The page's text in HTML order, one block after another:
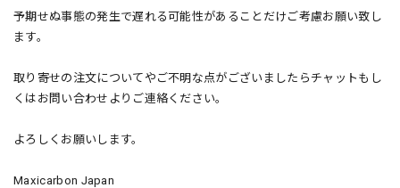
予期せぬ事態の発生で遅れる可能性があることだけご考慮お願い致し
ます。
取り寄せの注文についてやご不明な点がございましたらチャットもし
くはお問い合わせよりご連絡ください。
よろしくお願いします。
Maxicarbon Japan